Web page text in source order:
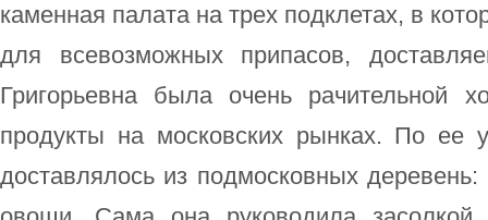
каменная палата на трех подклетах, в
для всевозможных припасов,
Григорьевна была очень рачительной
продукты на московских рынках. По ее
доставлялось из подмосковных